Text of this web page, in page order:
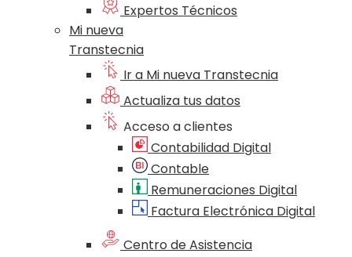
Expertos Técnicos
Mi nueva
Transtecnia
Ir a Mi nueva Transtecnia
Actualiza tus datos
Acceso a clientes
Contabilidad Digital
Contable
Remuneraciones Digital
Factura Electrónica Digital
Centro de Asistencia